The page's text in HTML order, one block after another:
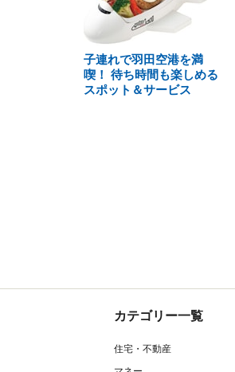
子連れで羽田空港を満
喫！ 待ち時間も楽しめる
スポット＆サービス
カテゴリー一覧
住宅・不動産